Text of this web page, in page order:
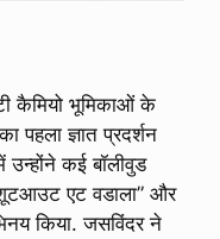
कैमियो भूमिकाओं के
ज्ञात प्रदर्शन
उन्होंने कई बॉलीवुड
एट वडाला” और
किया. जसविंदर ने